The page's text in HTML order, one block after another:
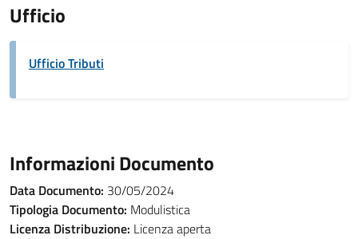
Ufficio
Ufficio Tributi
Informazioni Documento
Data Documento: 30/05/2024
Tipologia Documento: Modulistica
Licenza Distribuzione: Licenza aperta